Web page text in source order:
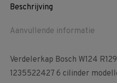
Beschrijving
Aanvullende informatie
Verdelerkap Bosch W124
1235522427 6 cilinder